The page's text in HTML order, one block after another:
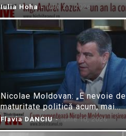
Iulia Hoha - iulie 21, 2026
Nicolae Moldovan: „E nevoie de
maturitate politică acum, mai...
Flavia DANCIU - iunie 10, 2026